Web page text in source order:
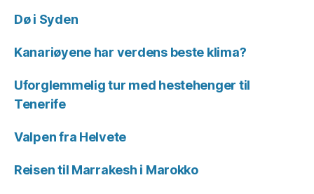
Dø i Syden
Kanariøyene har verdens beste klima?
Uforglemmelig tur med hestehenger til
Tenerife
Valpen fra Helvete
Reisen til Marrakesh i Marokko